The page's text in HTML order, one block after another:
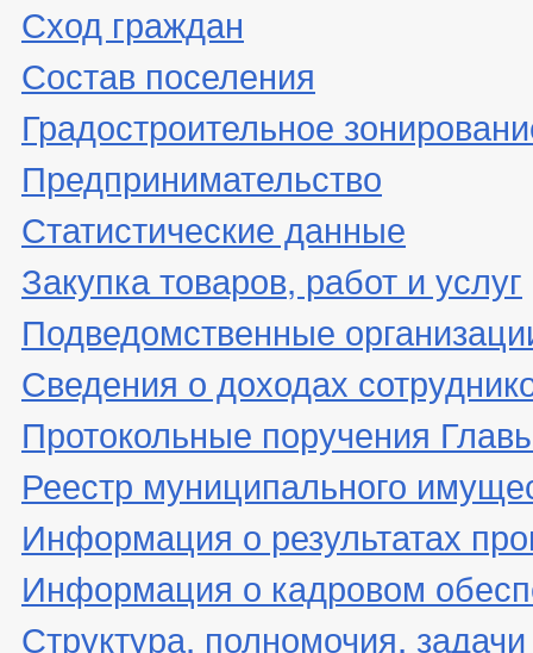
Сход граждан
Состав поселения
Градостроительное
Предпринимательство
Статистические данные
Закупка товаров, работ и услуг
Подведомственные
Сведения о доходах
Протокольные поручения
Реестр муниципального
Информация о результатах
Информация о кадровом
Структура, полномочия,